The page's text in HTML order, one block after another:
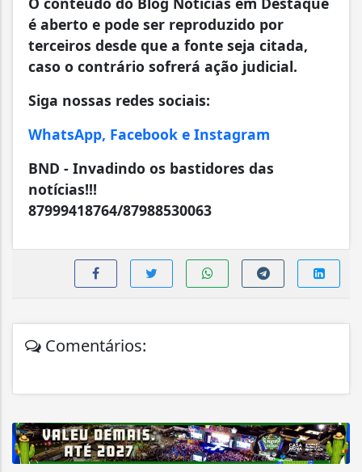
é aberto e pode ser reproduzido por
terceiros desde que a fonte seja citada,
caso o contrário sofrerá ação judicial.
Siga nossas redes sociais:
WhatsApp, Facebook e Instagram
BND - Invadindo os bastidores das
notícias!!!
87999418764/87988530063
Comentários: